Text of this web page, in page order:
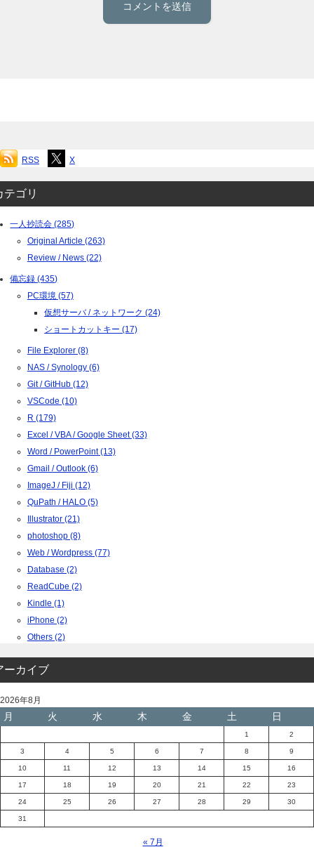
RSS X
テゴリ
一人抄読会 (285)
Original Article (263)
Review / News (22)
備忘録 (435)
PC環境 (57)
仮想サーバ / ネットワーク (24)
ショートカットキー (17)
File Explorer (8)
NAS / Synology (6)
Git / GitHub (12)
VSCode (10)
R (179)
Excel / VBA / Google Sheet (33)
Word / PowerPoint (13)
Gmail / Outlook (6)
ImageJ / Fiji (12)
QuPath / HALO (5)
Illustrator (21)
photoshop (8)
Web / Wordpress (77)
Database (2)
ReadCube (2)
Kindle (1)
iPhone (2)
Others (2)
ーカイブ
2026年8月
月 火 水 木 金 土 日
1 2
3 4 5 6 7 8 9
10 11 12 13 14 15 16
17 18 19 20 21 22 23
24 25 26 27 28 29 30
31
« 7月